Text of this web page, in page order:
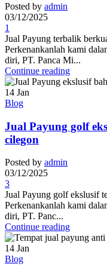
Posted by admin
03/12/2025
1
Jual Payung terbalik
Perkenankanlah kami
diri, PT. Panca Mi...
Continue reading
14 Jan
Blog
Jual Payung golf
cilegon
Posted by admin
03/12/2025
3
Jual Payung golf ekslusif
Perkenankanlah kami
diri, PT. Panc...
Continue reading
14 Jan
Blog